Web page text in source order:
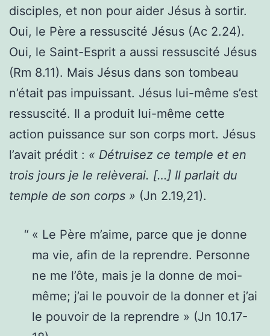
disciples, et non pour aider Jésus à sortir.
Oui, le Père a ressuscité Jésus (Ac 2.24).
Oui, le Saint-Esprit a aussi ressuscité Jésus
(Rm 8.11). Mais Jésus dans son tombeau
n’était pas impuissant. Jésus lui-même s’est
ressuscité. Il a produit lui-même cette
action puissance sur son corps mort. Jésus
l’avait prédit : « Détruisez ce temple et en
trois jours je le relèverai. […] Il parlait du
temple de son corps » (Jn 2.19,21).
« Le Père m’aime, parce que je donne
ma vie, afin de la reprendre. Personne
ne me l’ôte, mais je la donne de moi-
même; j’ai le pouvoir de la donner et j’ai
le pouvoir de la reprendre » (Jn 10.17-